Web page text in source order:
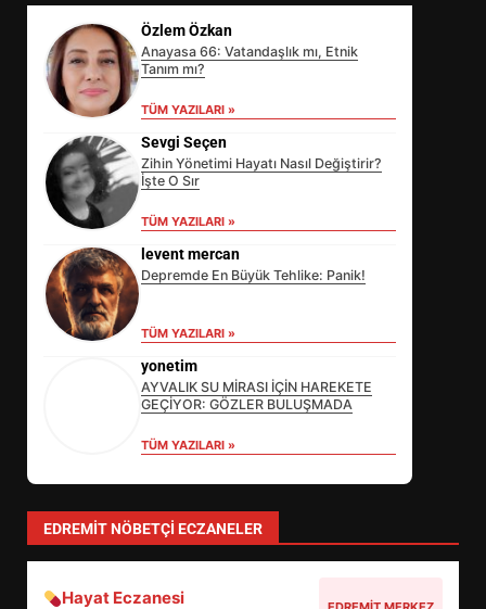
Özlem Özkan
Anayasa 66: Vatandaşlık mı, Etnik
Tanım mı?
TÜM YAZILARI »
Sevgi Seçen
Zihin Yönetimi Hayatı Nasıl Değiştirir?
İşte O Sır
TÜM YAZILARI »
levent mercan
Depremde En Büyük Tehlike: Panik!
TÜM YAZILARI »
yonetim
AYVALIK SU MİRASI İÇİN HAREKETE
GEÇİYOR: GÖZLER BULUŞMADA
TÜM YAZILARI »
EDREMIT NÖBETÇI ECZANELER
Hayat Eczanesi
3
EİB’DE KRİTİK ATAMA:
SÜRDÜRÜLEBİLİRLİKTE NE